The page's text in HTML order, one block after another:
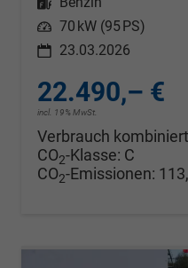
Leistung 70 kW (95 PS)
23.03.2026
22.490,– €
incl. 19% MwSt.
Verbrauch
CO2-Klasse: C
CO2-Emissionen: